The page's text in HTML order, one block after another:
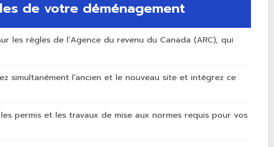
de votre déménagement
les règles de l’Agence du revenu du Canada (ARC), qui
simultanément l’ancien et le nouveau site et intégrez ce
permis et les travaux de mise aux normes requis pour vos